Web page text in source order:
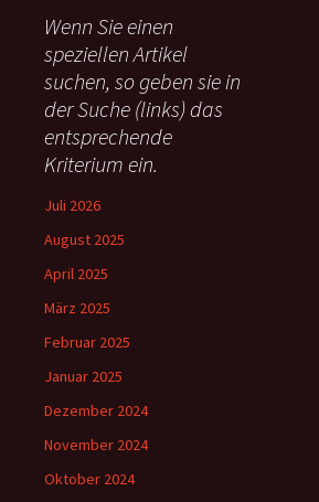
n
n
a
c
:
Wenn Sie einen
speziellen Artikel
suchen, so geben sie in
der Suche (links) das
entsprechende
Kriterium ein.
Juli 2026
August 2025
April 2025
März 2025
Februar 2025
Januar 2025
Dezember 2024
November 2024
Oktober 2024